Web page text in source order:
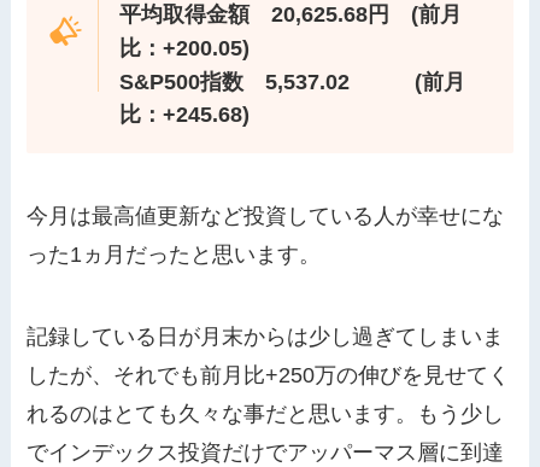
平均取得金額 20,625.68円 (前月
比：+200.05)
S&P500指数
5,537.02 (前月
比：+245.68)
今月は最高値更新など投資している人が幸せにな
った1ヵ月だったと思います。
記録している日が月末からは少し過ぎてしまいま
したが、それでも前月比+250万の伸びを見せてく
れるのはとても久々な事だと思います。もう少し
でインデックス投資だけでアッパーマス層に到達